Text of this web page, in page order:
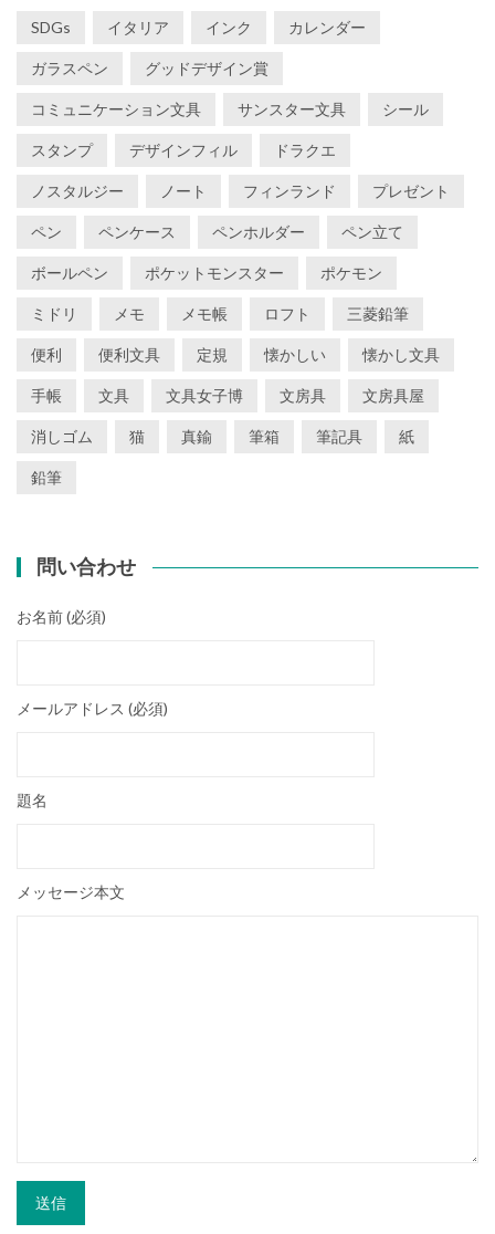
SDGs イタリア インク カレンダー
ガラスペン グッドデザイン賞
コミュニケーション文具 サンスター文具 シール
スタンプ デザインフィル ドラクエ
ノスタルジー ノート フィンランド プレゼント
ペン ペンケース ペンホルダー ペン立て
ボールペン ポケットモンスター ポケモン
ミドリ メモ メモ帳 ロフト 三菱鉛筆
便利 便利文具 定規 懐かしい 懐かし文具
手帳 文具 文具女子博 文房具 文房具屋
消しゴム 猫 真鍮 筆箱 筆記具 紙
鉛筆
問い合わせ
お名前 (必須)
メールアドレス (必須)
題名
メッセージ本文